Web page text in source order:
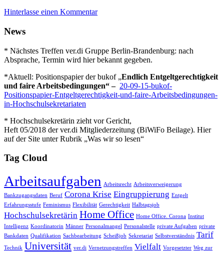
Hinterlasse einen Kommentar
News
* Nächstes Treffen ver.di Gruppe Berlin-Brandenburg: nach
Absprache, Termin wird hier bekannt gegeben.
*Aktuell: Positionspapier der bukof „Endlich Entgeltgerechtigkeit
und faire Arbeitsbedingungen“ – 20-09-15-bukof-
Positionspapier-Entgeltgerechtigkeit-und-faire-Arbeitsbedingungen-
in-Hochschulsekretariaten
* Hochschulsekretärin zieht vor Gericht,
Heft 05/2018 der ver.di Mitgliederzeitung (BiWiFo Beilage). Hier
auf der Site unter Rubrik „Was wir so lesen“
Tag Cloud
Arbeitsaufgaben Arbeitsrecht Arbeitsverweigerung
Bankzugangsdaten Beruf Corona Krise Eingruppierung Entgelt
Erfahrungsstufe Feminismus Flexibilität Gerechtigkeit Halbtagsjob
Hochschulsekretärin Home Office Home Office. Corona Institut
Intelligenz Koordinatorin Männer Personalmangel Personalstelle private Aufgaben private
Bankdaten Qualifikation Sachbearbeitung Scheißjob Sekretariat Selbstverständnis Tarif
Technik Universität ver.di Vernetzungstreffen Vielfalt Vorgesetzter Weg zur